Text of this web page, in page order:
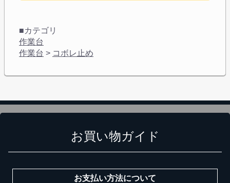
■カテゴリ
作業台
作業台 > コボレ止め
お買い物ガイド
お支払い方法について